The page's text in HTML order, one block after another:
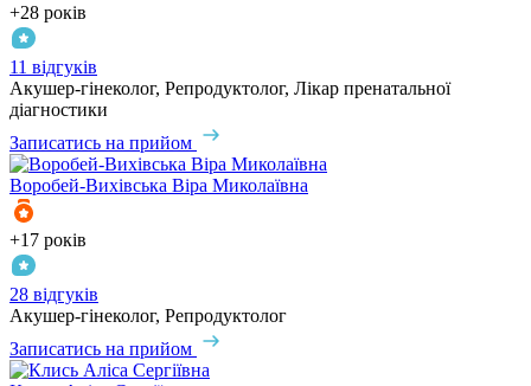
+28 років
11 відгуків
Акушер-гінеколог, Репродуктолог, Лікар пренатальної
діагностики
Записатись на прийом
Воробей-Вихівська Віра Миколаївна
+17 років
28 відгуків
Акушер-гінеколог, Репродуктолог
Записатись на прийом